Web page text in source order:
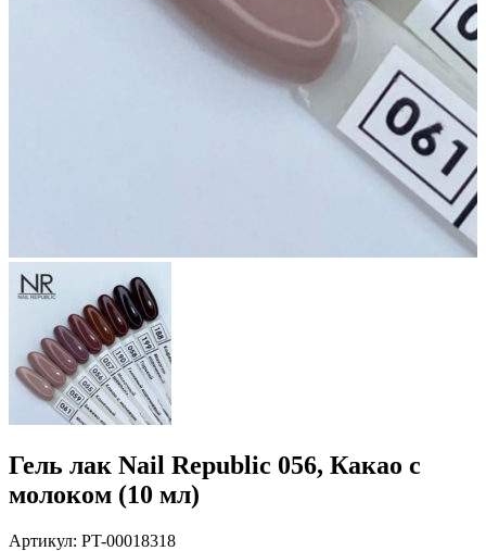
Гель лак Nail Republic 056, Какао с
молоком (10 мл)
Артикул: PT-00018318